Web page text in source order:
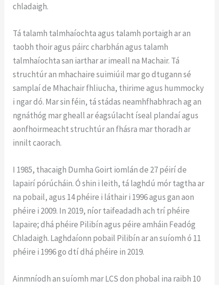
chladaigh.
Tá talamh talmhaíochta agus talamh portaigh ar an
taobh thoir agus páirc charbhán agus talamh
talmhaíochta san iarthar ar imeall na Machair. Tá
struchtúr an mhachaire suimiúil mar go dtugann sé
samplaí de Mhachair fhliucha, thirime agus hummocky
i ngar dó. Mar sin féin, tá stádas neamhfhabhrach ag an
ngnáthóg mar gheall ar éagsúlacht íseal plandaí agus
aonfhoirmeacht struchtúr an fhásra mar thoradh ar
innilt caorach.
I 1985, thacaigh Dumha Goirt iomlán de 27 péirí de
lapairí pórúcháin. Ó shin i leith, tá laghdú mór tagtha ar
na pobail, agus 14 phéire i láthair i 1996 agus gan aon
phéire i 2009. In 2019, níor taifeadadh ach trí phéire
lapaire; dhá phéire Pilibín agus péire amháin Feadóg
Chladaigh. Laghdaíonn pobail Pilibín ar an suíomh ó 11
phéire i 1996 go dtí dhá phéire in 2019.
Ainmníodh an suíomh mar LCS don phobal ina raibh 10